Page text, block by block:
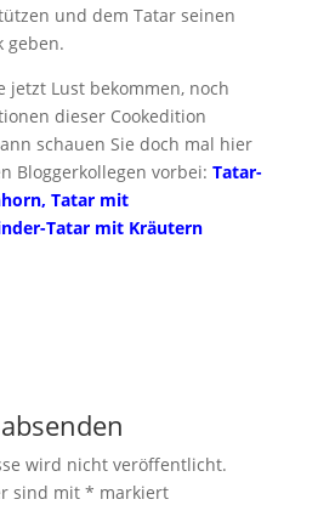
und dem Tatar seinen
geben.
jetzt Lust bekommen, noch
dieser Cookedition
schauen Sie doch mal hier
Bloggerkollegen vorbei: Tatar-
, Tatar mit
Tatar mit Kräutern
wird nicht veröffentlicht.
sind mit * markiert